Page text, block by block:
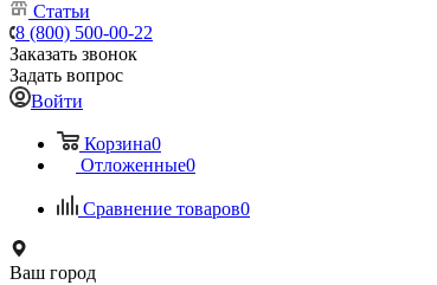
Статьи
8 (800) 500-00-22
Заказать звонок
Задать вопрос
Войти
Корзина0
Отложенные0
Сравнение товаров0
Ваш город